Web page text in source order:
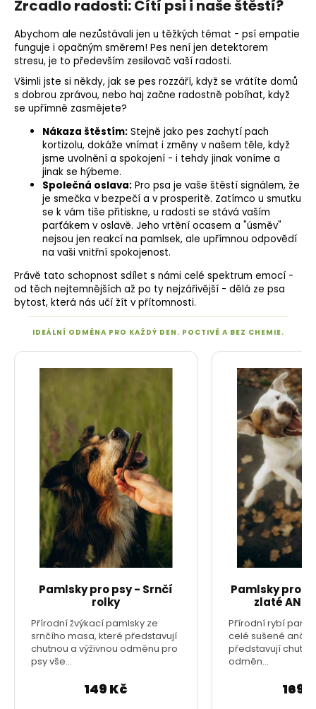
Zrcadlo radosti: Cítí psi i naše štěstí?
Abychom ale nezůstávali jen u těžkých témat - psí empatie
funguje i opačným směrem! Pes není jen detektorem
stresu, je to především zesilovač vaší radosti.
Všimli jste si někdy, jak se pes rozzáří, když se vrátíte domů
s dobrou zprávou, nebo haj začne radostně pobíhat, když
se upřímně zasmějete?
Nákaza štěstím: Stejně jako pes zachytí pach
kortizolu, dokáže vnímat i změny v našem těle, když
jsme uvolnění a spokojení - i tehdy jinak voníme a
jinak se hýbeme.
Společná oslava: Pro psa je vaše štěstí signálem, že
je smečka v bezpečí a v prosperitě. Zatímco u smutku
se k vám tiše přitiskne, u radosti se stává vaším
parťákem v oslavě. Jeho vrtění ocasem a "úsměv"
nejsou jen reakcí na pamlsek, ale upřímnou odpovědí
na vaši vnitřní spokojenost.
Právě tato schopnost sdílet s námi celé spektrum emocí -
od těch nejtemnějších až po ty nejzářivější - dělá ze psa
bytost, která nás učí žít v přítomnosti.